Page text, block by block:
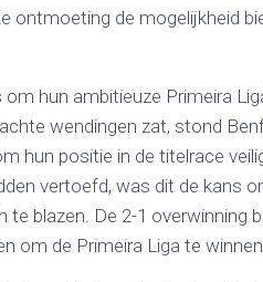
ontmoeting de mogelijkheid
hun ambitieuze Primeira
wendingen zat, stond
hun positie in de titelrace
vertoefd, was dit de kans
blazen. De 2-1 overwinning
om de Primeira Liga te